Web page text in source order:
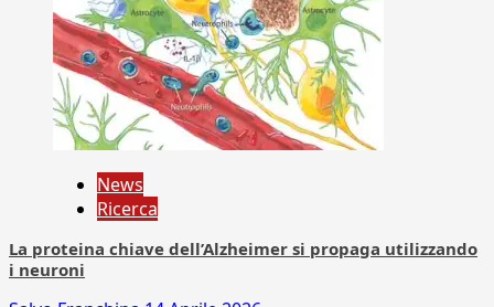
News
Ricerca
La proteina chiave dell’Alzheimer si propaga utilizzando
i neuroni